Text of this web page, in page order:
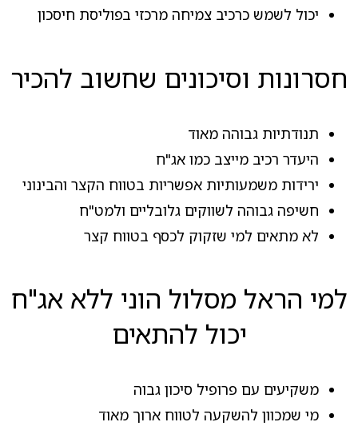
יכול לשמש כרכיב צמיחה מרכזי בפוליסת חיסכון
חסרונות וסיכונים שחשוב להכיר
תנודתיות גבוהה מאוד
היעדר רכיב מייצב כמו אג"ח
ירידות משמעותיות אפשריות בטווח הקצר והבינוני
חשיפה גבוהה לשווקים גלובליים ולמט"ח
לא מתאים למי שזקוק לכסף בטווח קצר
למי הראל מסלול הוני ללא אג"ח
יכול להתאים
משקיעים עם פרופיל סיכון גבוה
מי שמכוון להשקעה לטווח ארוך מאוד